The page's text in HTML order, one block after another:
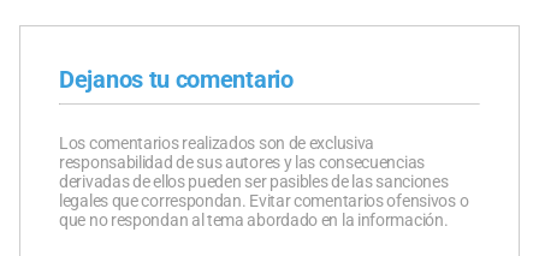
Dejanos tu comentario
Los comentarios realizados son de exclusiva
responsabilidad de sus autores y las consecuencias
derivadas de ellos pueden ser pasibles de las sanciones
legales que correspondan. Evitar comentarios ofensivos o
que no respondan al tema abordado en la información.